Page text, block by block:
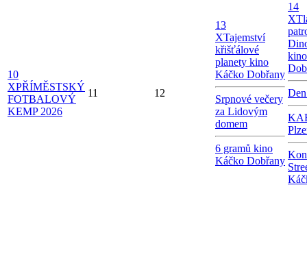
10
XPŘÍMĚSTSKÝ
FOTBALOVÝ
KEMP 2026
11 12
13
XTajemství
křišťálové
planety kino
Káčko Dobřany
Srpnové večery
za Lidovým
domem
6 gramů kino
Káčko Dobřany
14
X